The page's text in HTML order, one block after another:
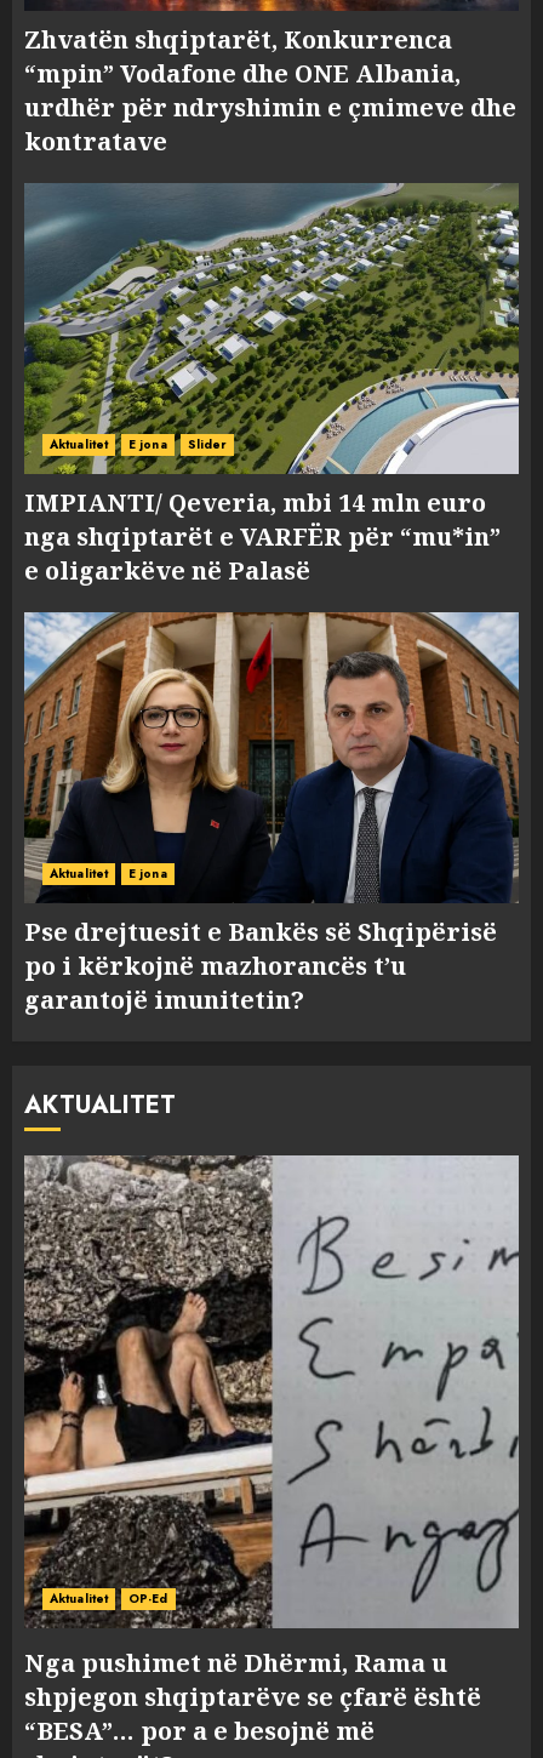
Zhvatën shqiptarët, Konkurrenca
“mpin” Vodafone dhe ONE Albania,
urdhër për ndryshimin e çmimeve dhe
kontratave
Aktualitet E jona Slider
IMPIANTI/ Qeveria, mbi 14 mln euro
nga shqiptarët e VARFËR për “mu*in”
e oligarkëve në Palasë
Aktualitet E jona
Pse drejtuesit e Bankës së Shqipërisë
po i kërkojnë mazhorancës t’u
garantojë imunitetin?
AKTUALITET
Aktualitet OP-Ed
Nga pushimet në Dhërmi, Rama u
shpjegon shqiptarëve se çfarë është
“BESA”… por a e besojnë më